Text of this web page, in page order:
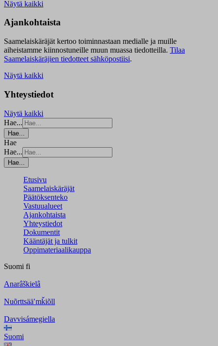
Näytä kaikki
Ajankohtaista
Saamelaiskäräjät kertoo toiminnastaan medialle ja muille
aiheistamme kiinnostuneille muun muassa tiedotteilla. Tilaa
Saamelaiskäräjien tiedotteet sähköpostiisi.
Näytä kaikki
Yhteystiedot
Näytä kaikki
Hae...
Hae...
Hae
Hae...
Hae...
Etusivu
Saamelaiskäräjät
Päätöksenteko
Vastuualueet
Ajankohtaista
Yhteystiedot
Dokumentit
Kääntäjät ja tulkit
Oppimateriaalikauppa
Suomi fi
Anarâškielâ
Nuõrttsääʹmǩiõll
Davvisámegiella
Suomi